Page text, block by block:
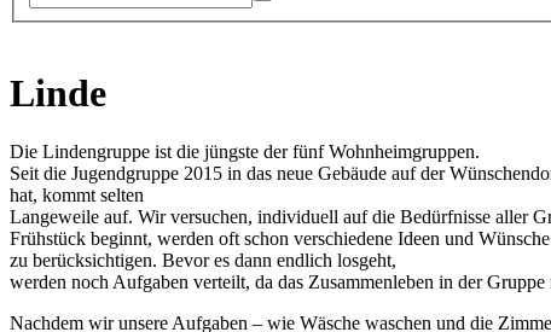
Linde
Die Lindengruppe ist die jüngste der fünf Wohnheimgruppen.
Seit die Jugendgruppe 2015 in das neue Gebäude auf der
hat, kommt selten
Langeweile auf. Wir versuchen, individuell auf die Bedürfnisse aller
Frühstück beginnt, werden oft schon verschiedene Ideen und
zu berücksichtigen. Bevor es dann endlich losgeht,
werden noch Aufgaben verteilt, da das Zusammenleben in der
Nachdem wir unsere Aufgaben – wie Wäsche waschen und die